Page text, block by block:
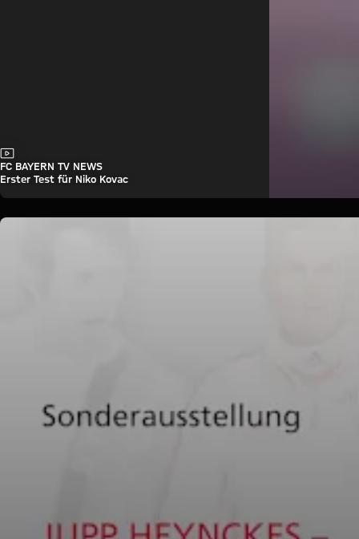
Video
FC BAYERN TV NEWS
Erster Test für Niko Kovac